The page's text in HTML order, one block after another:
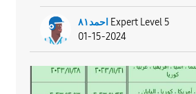
احمد٨١ Expert Level 5
01-15-2024